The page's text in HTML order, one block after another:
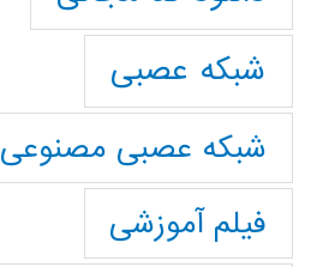
شبکه عصبی
شبکه عصبی مصنوعی
فیلم آموزشی